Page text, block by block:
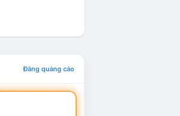
Đăng quảng cáo